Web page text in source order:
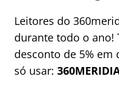
Leitores do
durante todo o ano!
desconto de 5% em
só usar: